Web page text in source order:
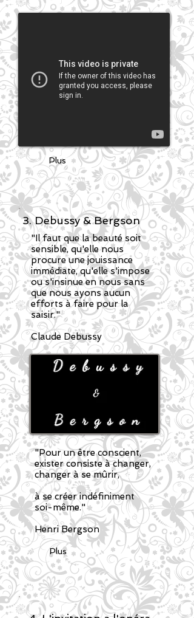
3. Debussy & Bergson
"Il faut que la beauté soit
sensible, qu'elle nous
procure une jouissance
immédiate, qu'elle s'impose
ou s'insinue en nous sans
que nous ayons aucun
efforts à faire pour la
saisir.""
Claude Debussy
"Pour un être conscient,
existerconsiste à changer,
changer à se mûrir,se
mûrir
à se créer indéfiniment
soi-même."
Henri Bergson
Plus
Plus